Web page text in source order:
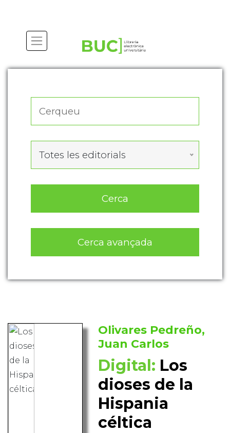
Totes les editorials
Cerca
Cerca avançada
Olivares Pedreño,
Juan Carlos
Digital: Los
dioses de la
Hispania
céltica